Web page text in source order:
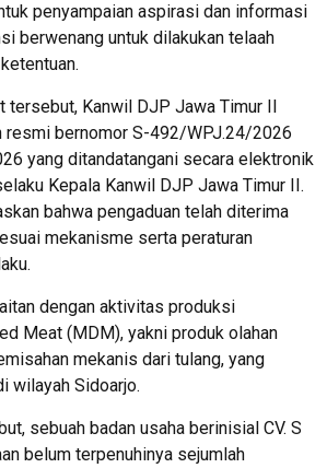
penyampaian aspirasi dan informasi
berwenang untuk dilakukan telaah
tersebut, Kanwil DJP Jawa Timur II
resmi bernomor S-492/WPJ.24/2026
yang ditandatangani secara elektronik
Kepala Kanwil DJP Jawa Timur II.
bahwa pengaduan telah diterima
mekanisme serta peraturan
dengan aktivitas produksi
Meat (MDM), yakni produk olahan
mekanis dari tulang, yang
wilayah Sidoarjo.
sebuah badan usaha berinisial CV. S
belum terpenuhinya sejumlah